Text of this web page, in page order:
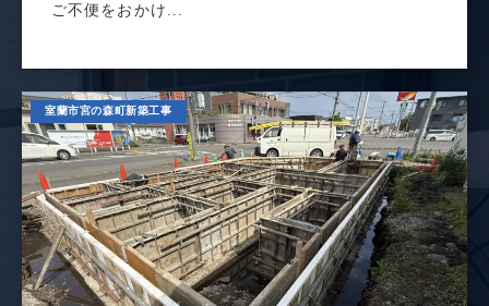
ご不便をおかけ...
室蘭市宮の森町新築工事